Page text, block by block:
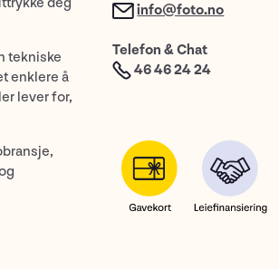
tekniske
enklere å
lever for,
info@foto.no
Telefon & Chat
46 46 24 24